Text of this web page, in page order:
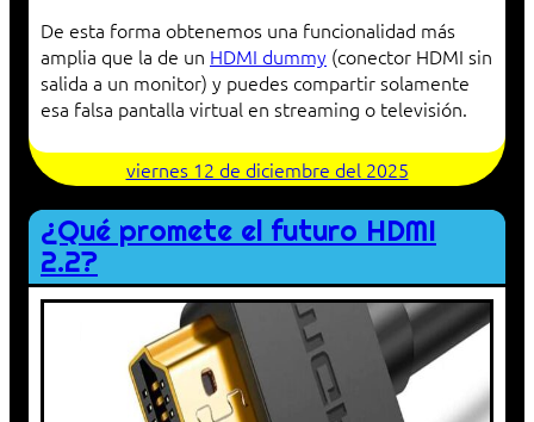
De esta forma obtenemos una funcionalidad más
amplia que la de un HDMI dummy (conector HDMI sin
salida a un monitor) y puedes compartir solamente
esa falsa pantalla virtual en streaming o televisión.
viernes 12 de diciembre del 2025
¿Qué promete el futuro HDMI
2.2?